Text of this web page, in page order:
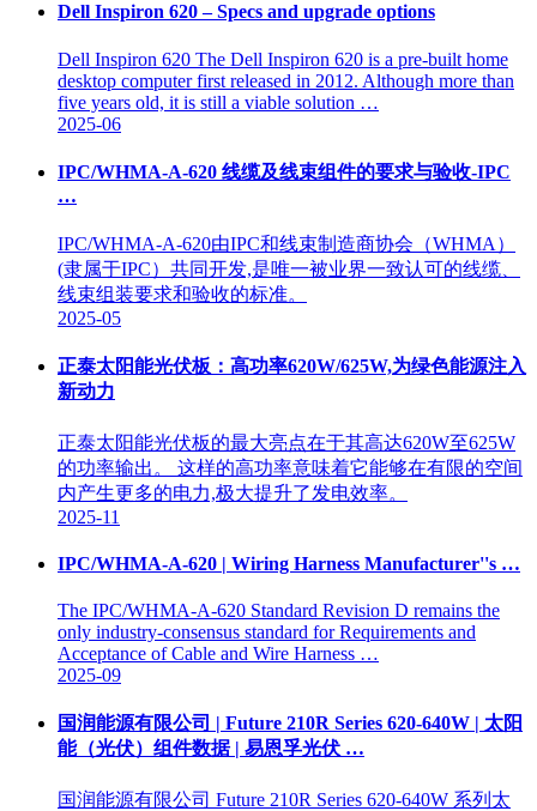
Dell Inspiron 620 – Specs and upgrade options
Dell Inspiron 620 The Dell Inspiron 620 is a pre-built home
desktop computer first released in 2012. Although more than
five years old, it is still a viable solution …
2025-06
IPC/WHMA-A-620 线缆及线束组件的要求与验收-IPC
…
IPC/WHMA-A-620由IPC和线束制造商协会（WHMA）
(隶属于IPC）共同开发,是唯一被业界一致认可的线缆、
线束组装要求和验收的标准。
2025-05
正泰太阳能光伏板：高功率620W/625W,为绿色能源注入
新动力
正泰太阳能光伏板的最大亮点在于其高达620W至625W
的功率输出。 这样的高功率意味着它能够在有限的空间
内产生更多的电力,极大提升了发电效率。
2025-11
IPC/WHMA-A-620 | Wiring Harness Manufacturer''s …
The IPC/WHMA-A-620 Standard Revision D remains the
only industry-consensus standard for Requirements and
Acceptance of Cable and Wire Harness …
2025-09
国润能源有限公司 | Future 210R Series 620-640W | 太阳
能（光伏）组件数据 | 易恩孚光伏 …
国润能源有限公司 Future 210R Series 620-640W 系列太